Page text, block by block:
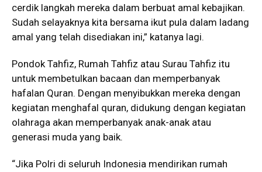
cerdik langkah mereka dalam berbuat amal kebajikan.
Sudah selayaknya kita bersama ikut pula dalam ladang
amal yang telah disediakan ini,” katanya lagi.
Pondok Tahfiz, Rumah Tahfiz atau Surau Tahfiz itu
untuk membetulkan bacaan dan memperbanyak
hafalan Quran. Dengan menyibukkan mereka dengan
kegiatan menghafal quran, didukung dengan kegiatan
olahraga akan memperbanyak anak-anak atau
generasi muda yang baik.
“Jika Polri di seluruh Indonesia mendirikan rumah